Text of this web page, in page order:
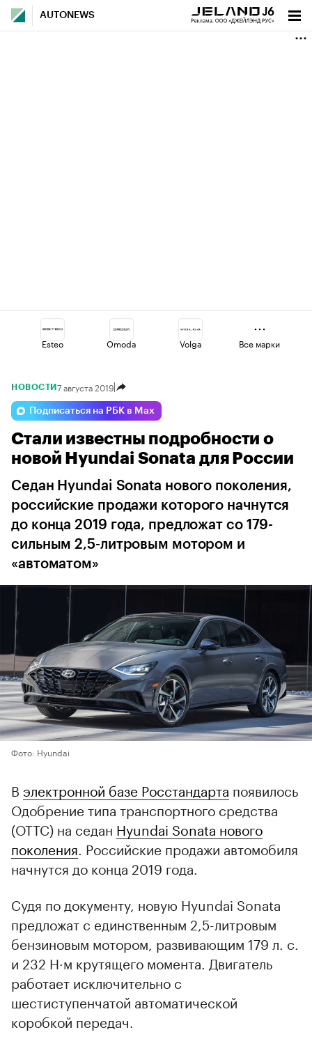
AUTONEWS
Esteo Omoda Volga
Jaecoo Voyah
Geely Lada Changan
Все марки
НОВОСТИ 7 августа 2019
Подписаться на РБК в Max
Стали известны подробности о
новой Hyundai Sonata для России
Седан Hyundai Sonata нового поколения,
российские продажи которого начнутся
до конца 2019 года, предложат со 179-
сильным 2,5-литровым мотором и
«автоматом»
Фото: Hyundai
В электронной базе Росстандарта появилось
Одобрение типа транспортного средства
(ОТТС) на седан Hyundai Sonata нового
поколения . Российские продажи автомобиля
начнутся до конца 2019 года.
Судя по документу, новую Hyundai Sonata
предложат с единственным 2,5-литровым
бензиновым мотором, развивающим 179 л. с.
и 232 Н·м крутящего момента. Двигатель
работает исключительно с
шестиступенчатой автоматической
коробкой передач.